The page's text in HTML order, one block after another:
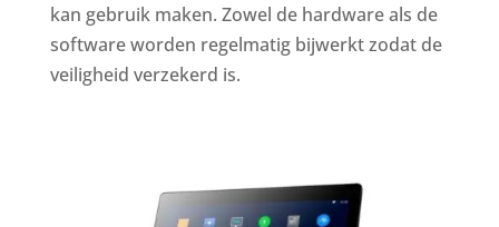
kan gebruik maken. Zowel de hardware als de
software worden regelmatig bijwerkt zodat de
veiligheid verzekerd is.